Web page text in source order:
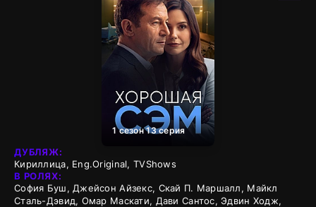
1 сезон 13 серия
ДУБЛЯЖ:
Кириллица, Eng.Original, TVShows
В РОЛЯХ:
София Буш, Джейсон Айзекс, Скай П. Маршалл, Майкл
Сталь-Дэвид, Омар Маскати, Дави Сантос, Эдвин Ходж,